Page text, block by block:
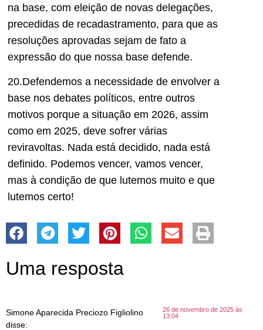
na base, com eleição de novas delegações,
precedidas de recadastramento, para que as
resoluções aprovadas sejam de fato a
expressão do que nossa base defende.
20.Defendemos a necessidade de envolver a
base nos debates políticos, entre outros
motivos porque a situação em 2026, assim
como em 2025, deve sofrer várias
reviravoltas. Nada está decidido, nada está
definido. Podemos vencer, vamos vencer,
mas à condição de que lutemos muito e que
lutemos certo!
Uma resposta
Simone Aparecida Preciozo Figliolino
disse:
26 de novembro de 2025 às
13:04